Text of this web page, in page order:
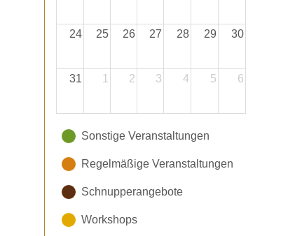
24 25 26 27 28 29 30
31 1 2 3 4 5 6
Sonstige Veranstaltungen
Regelmäßige Veranstaltungen
Schnupperangebote
Workshops